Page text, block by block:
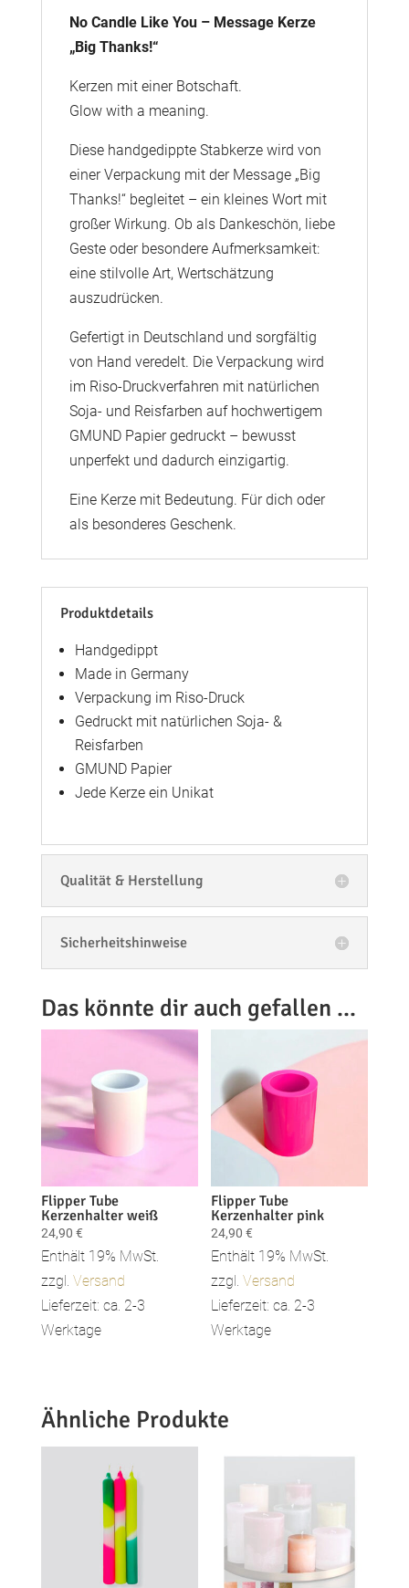
No Candle Like You – Message Kerze
„Big Thanks!“
Kerzen mit einer Botschaft.
Glow with a meaning.
Diese handgedippte Stabkerze wird von
einer Verpackung mit der Message „Big
Thanks!“ begleitet – ein kleines Wort mit
großer Wirkung. Ob als Dankeschön, liebe
Geste oder besondere Aufmerksamkeit:
eine stilvolle Art, Wertschätzung
auszudrücken.
Gefertigt in Deutschland und sorgfältig
von Hand veredelt. Die Verpackung wird
im Riso-Druckverfahren mit natürlichen
Soja- und Reisfarben auf hochwertigem
GMUND Papier gedruckt – bewusst
unperfekt und dadurch einzigartig.
Eine Kerze mit Bedeutung. Für dich oder
als besonderes Geschenk.
Produktdetails
Handgedippt
Made in Germany
Verpackung im Riso-Druck
Gedruckt mit natürlichen Soja- &
Reisfarben
GMUND Papier
Jede Kerze ein Unikat
Qualität & Herstellung
Sicherheitshinweise
Das könnte dir auch gefallen …
Flipper Tube
Kerzenhalter weiß
24,90 €
Enthält 19% MwSt.
zzgl. Versand
Lieferzeit: ca. 2-3
Werktage
Flipper Tube
Kerzenhalter pink
24,90€
Enthält 19% MwSt.
zzgl.Versand
Lieferzeit: ca. 2-3
Werktage
Ähnliche Produkte